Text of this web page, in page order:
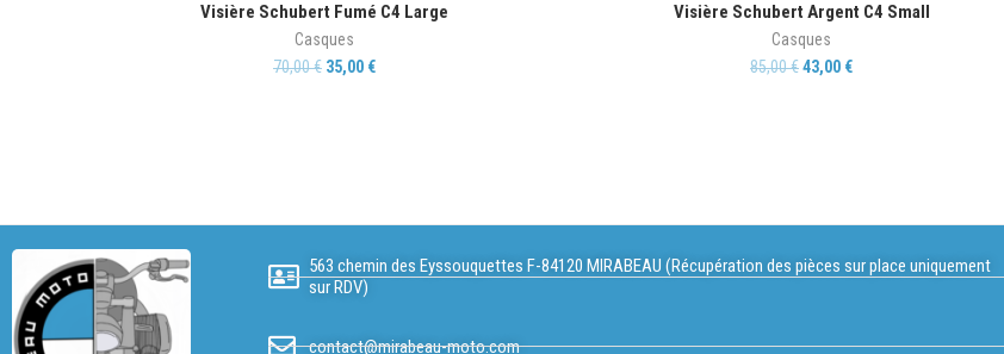
Visière Schubert Fumé C4 Large
Casques
70,00€ 35,00 €
Visière Schubert Argent C4 Small
Casques
85,00€43,00 €
563 chemin des Eyssouquettes F-84120 MIRABEAU (Récupération des pièces sur place uniquement
sur RDV)
contact@mirabeau-moto.com